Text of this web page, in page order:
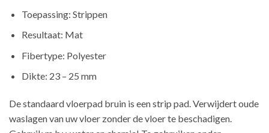
Toepassing: Strippen
Resultaat: Mat
Fibertype: Polyester
Dikte: 23 – 25 mm
De standaard vloerpad bruin is een strip pad. Verwijdert oude
waslagen van uw vloer zonder de vloer te beschadigen.